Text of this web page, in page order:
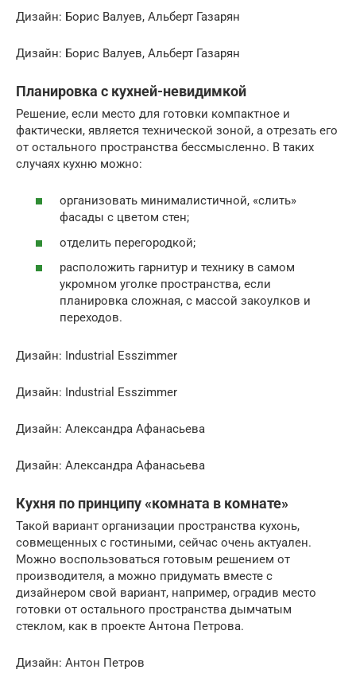
Дизайн: Борис Валуев, Альберт Газарян
Дизайн: Борис Валуев, Альберт Газарян
Планировка с кухней-невидимкой
Решение, если место для готовки компактное и
фактически, является технической зоной, а отрезать его
от остального пространства бессмысленно. В таких
случаях кухню можно:
организовать минималистичной, «слить»
фасады с цветом стен;
отделить перегородкой;
расположить гарнитур и технику в самом
укромном уголке пространства, если
планировка сложная, с массой закоулков и
переходов.
Дизайн: Industrial Esszimmer
Дизайн: Industrial Esszimmer
Дизайн: Александра Афанасьева
Дизайн: Александра Афанасьева
Кухня по принципу «комната в комнате»
Такой вариант организации пространства кухонь,
совмещенных с гостиными, сейчас очень актуален.
Можно воспользоваться готовым решением от
производителя, а можно придумать вместе с
дизайнером свой вариант, например, оградив место
готовки от остального пространства дымчатым
стеклом, как в проекте Антона Петрова.
Дизайн: Антон Петров